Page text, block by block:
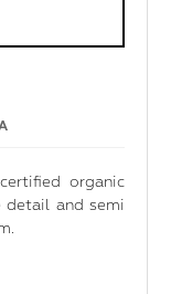
organic
detail and semi